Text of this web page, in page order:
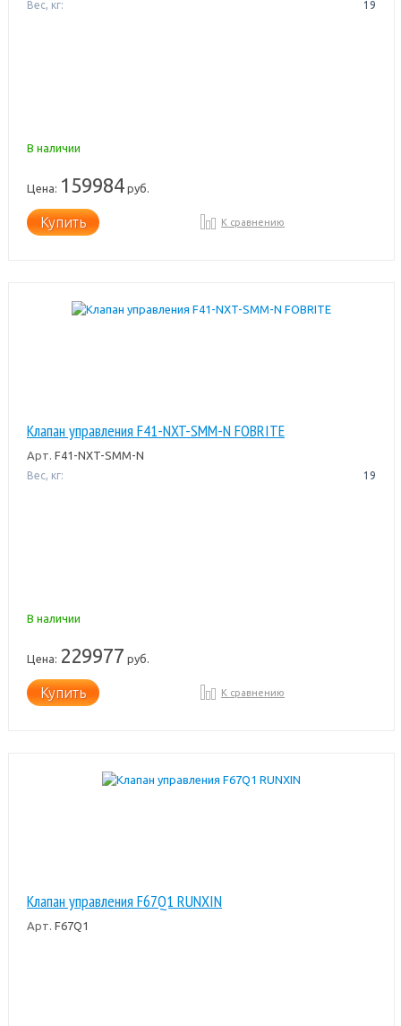
Вес, кг: 19
В наличии
Цена: 159984руб.
Купить К сравнению
Клапан управления F41-NXT-SMM-N FOBRITE
Арт. F41-NXT-SMM-N
Вес, кг: 19
В наличии
Цена: 229977 руб.
Купить К сравнению
Клапан управления F67Q1 RUNXIN
Арт. F67Q1